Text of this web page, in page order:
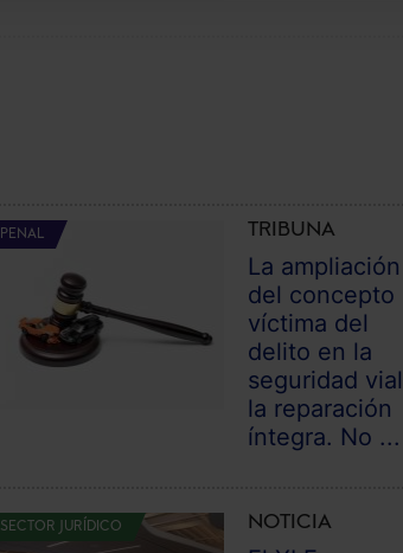
PENAL TRIBUNA
La ampliación
del concepto
víctima del
delito en la
seguridad
la reparación
íntegra. No ...
SECTOR JURÍDICO NOTICIA